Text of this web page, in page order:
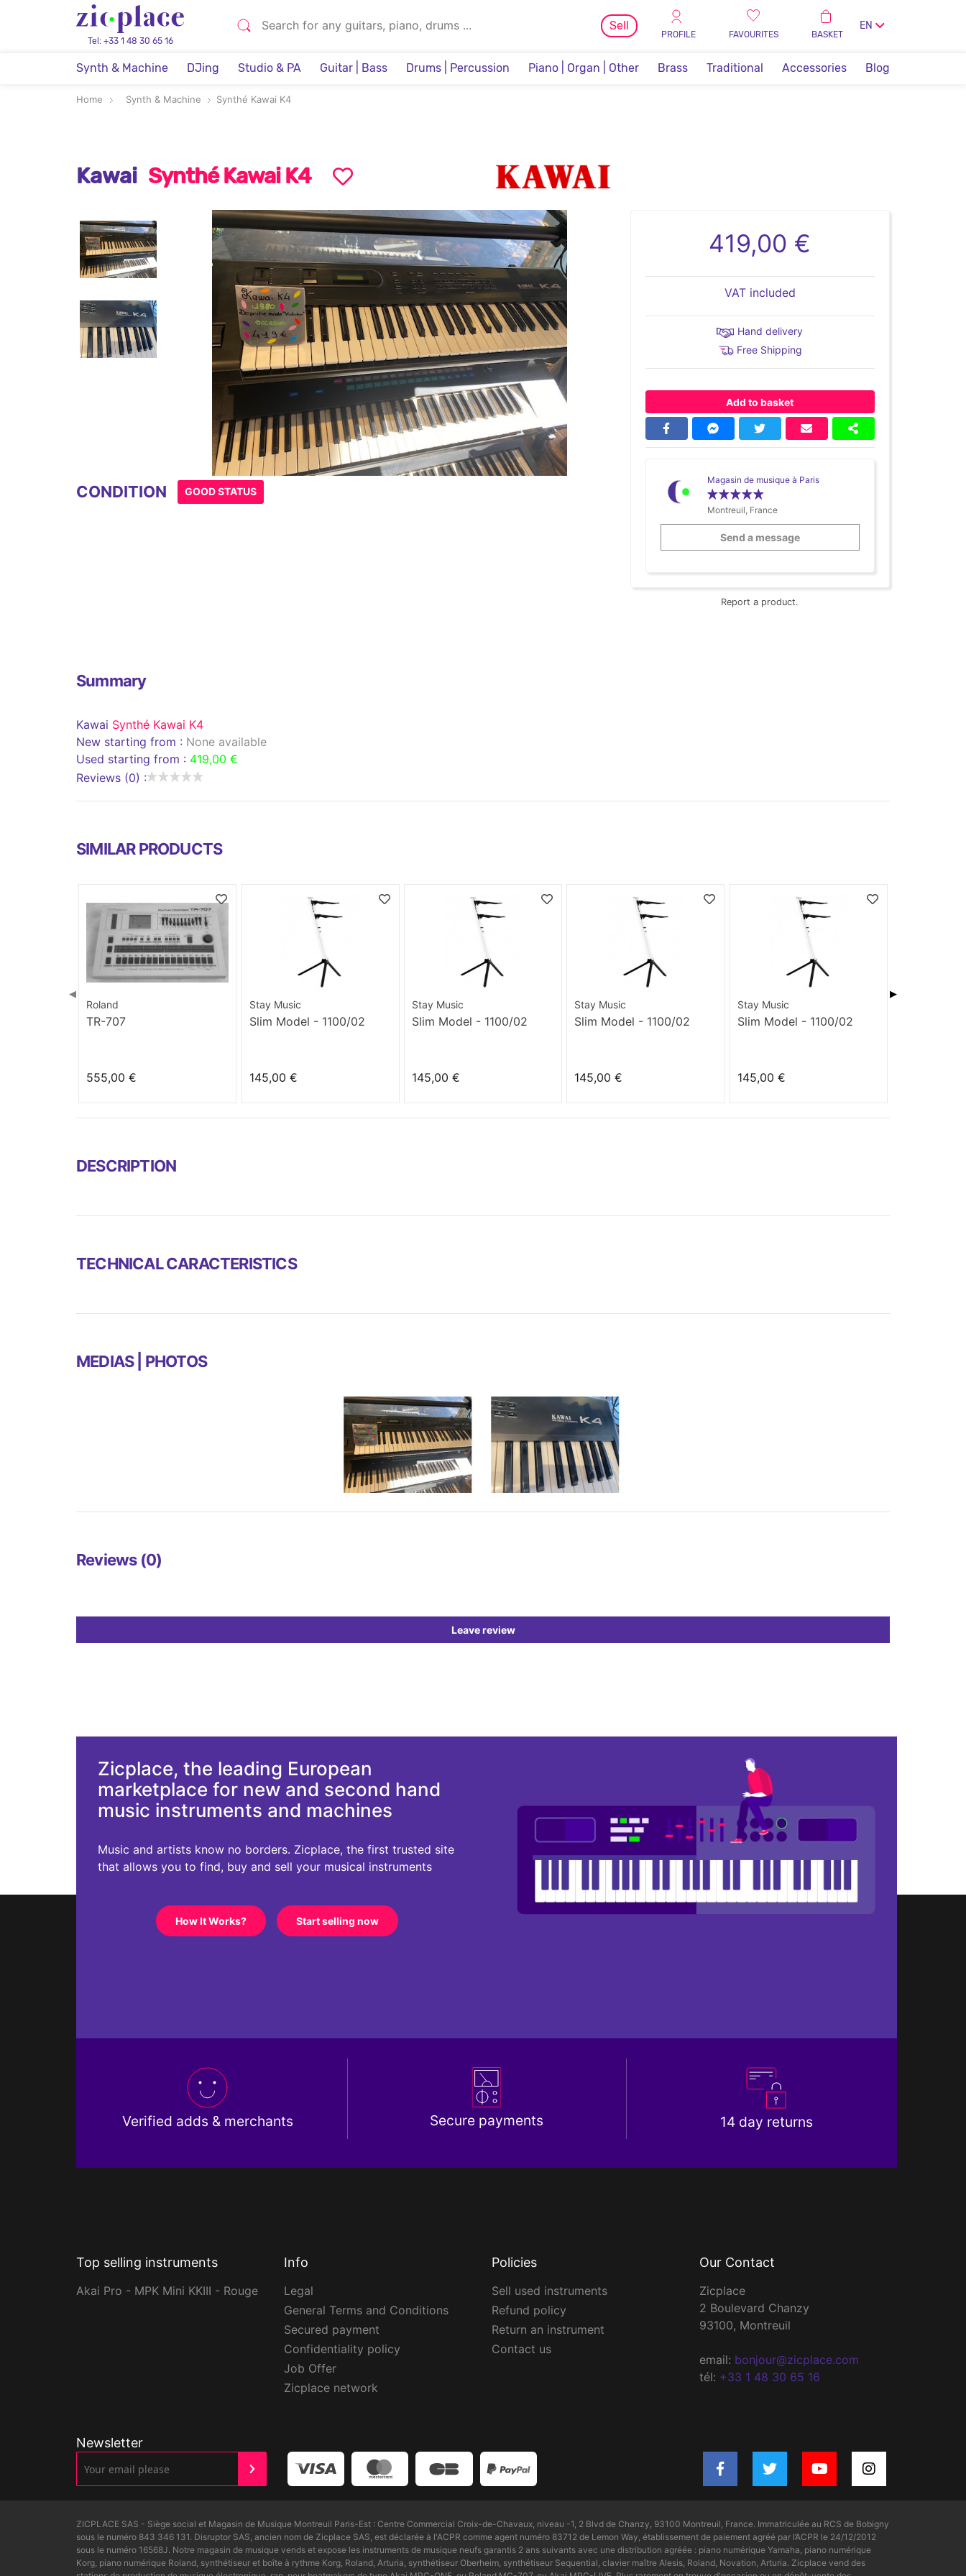
Tel: +33 1 48 30 65 16
Sell
PROFILE FAVOURITES BASKET
EN
Synth & Machine DJing Studio & PA Guitar | Bass Drums | Percussion Piano | Organ | Other Brass Traditional Accessories Blog
Home Synth & Machine Synthé Kawai K4
Kawai Synthé Kawai K4
Item
CONDITION GOOD STATUS
419,00 €
VAT included
Hand delivery
Free Shipping
Add to basket
Magasin de musique à Paris
Montreuil, France
Send a message
Report a product.
Summary
Kawai Synthé Kawai K4
New starting from : None available
Used starting from : 419,00 €
Reviews (0) :
SIMILAR PRODUCTS
Roland
TR-707
555,00 €
Stay Music
Slim Model - 1100/02
145,00 €
Stay Music
Slim Model - 1100/02
145,00 €
Stay Music
Slim Model - 1100/02
145,00 €
Stay Music
Slim Model - 1100/02
145,00 €
◀ ▶
DESCRIPTION
TECHNICAL CARACTERISTICS
MEDIAS | PHOTOS
Reviews (0)
Leave review
Zicplace, the leading European
marketplace for new and second hand
music instruments and machines
Music and artists know no borders. Zicplace, the first trusted site
that allows you to find, buy and sell your musical instruments
How It Works? Start selling now
Verified adds & merchants Secure payments 14 day returns
Top selling instruments
Akai Pro - MPK Mini KKIII - Rouge
Info
Legal
General Terms and Conditions
Secured payment
Confidentiality policy
Job Offer
Zicplace network
Policies
Sell used instruments
Refund policy
Return an instrument
Contact us
Our Contact
Zicplace
2 Boulevard Chanzy
93100, Montreuil
email: bonjour@zicplace.com
tél: +33 1 48 30 65 16
Newsletter
ZICPLACE SAS - Siège social et Magasin de Musique Montreuil Paris-Est : Centre Commercial Croix-de-Chavaux, niveau -1, 2 Blvd de Chanzy, 93100 Montreuil, France. Immatriculée au RCS de Bobigny
sous le numéro 843 346 131. Disruptor SAS, ancien nom de Zicplace SAS, est déclarée à l'ACPR comme agent numéro 83712 de Lemon Way, établissement de paiement agréé par l’ACPR le 24/12/2012
sous le numéro 16568J. Notre magasin de musique vends et expose les instruments de musique neufs garantis 2 ans suivants avec une distribution agréée : piano numérique Yamaha, piano numérique
Korg, piano numérique Roland, synthétiseur et boîte à rythme Korg, Roland, Arturia, synthétiseur Oberheim, synthétiseur Sequential, clavier maître Alesis, Roland, Novation, Arturia. Zicplace vend des